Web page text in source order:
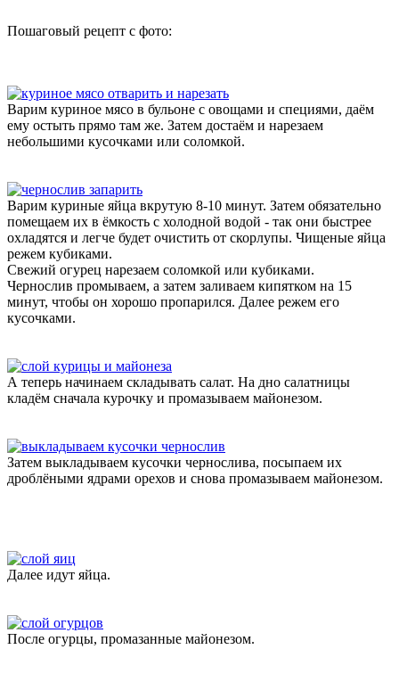
Пошаговый рецепт с фото:
Варим куриное мясо в бульоне с овощами и специями, даём
ему остыть прямо там же. Затем достаём и нарезаем
небольшими кусочками или соломкой.
Варим куриные яйца вкрутую 8-10 минут. Затем обязательно
помещаем их в ёмкость с холодной водой - так они быстрее
охладятся и легче будет очистить от скорлупы. Чищеные яйца
режем кубиками.
Свежий огурец нарезаем соломкой или кубиками.
Чернослив промываем, а затем заливаем кипятком на 15
минут, чтобы он хорошо пропарился. Далее режем его
кусочками.
А теперь начинаем складывать салат. На дно салатницы
кладём сначала курочку и промазываем майонезом.
Затем выкладываем кусочки чернослива, посыпаем их
дроблёными ядрами орехов и снова промазываем майонезом.
Далее идут яйца.
После огурцы, промазанные майонезом.